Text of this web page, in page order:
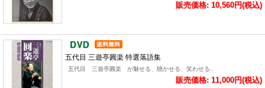
販売価格: 10,560円(税込)
五代目 三遊亭圓楽 特選落語集
五代目 三遊亭圓楽 が魅せる、聴かせる、笑わせる..
販売価格: 11,000円(税込)